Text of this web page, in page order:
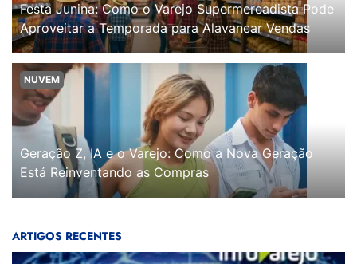
Festa Junina: Como o Varejo Supermercadista Pode
Aproveitar a Temporada para Alavancar Vendas
NUVEM
Geração Z, IA e o Varejo: Como a Nova Geração
Está Reinventando as Compras
ARTIGOS RECENTES